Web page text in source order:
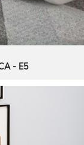
- E5